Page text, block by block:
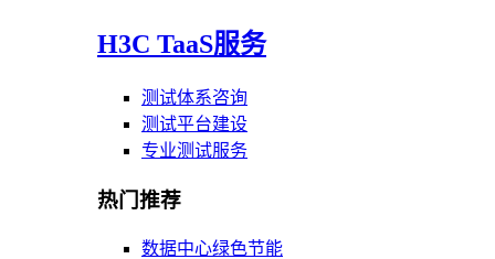
H3C TaaS服务
测试体系咨询
测试平台建设
专业测试服务
热门推荐
数据中心绿色节能